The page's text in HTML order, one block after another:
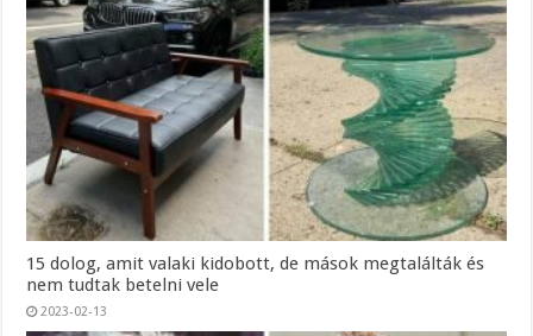
15 dolog, amit valaki kidobott, de mások megtalálták és
nem tudtak betelni vele
2023-02-13